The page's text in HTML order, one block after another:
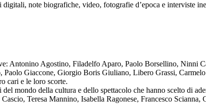
note biografiche, video, fotografie d’epoca e interviste
Antonino Agostino, Filadelfo Aparo, Paolo Borsellino, Ninni
Giaccone, Giorgio Boris Giuliano, Libero Grassi,
cari e le loro scorte.
mondo della cultura e dello spettacolo che hanno scelto di
Teresa Mannino, Isabella Ragonese, Francesco Scianna,